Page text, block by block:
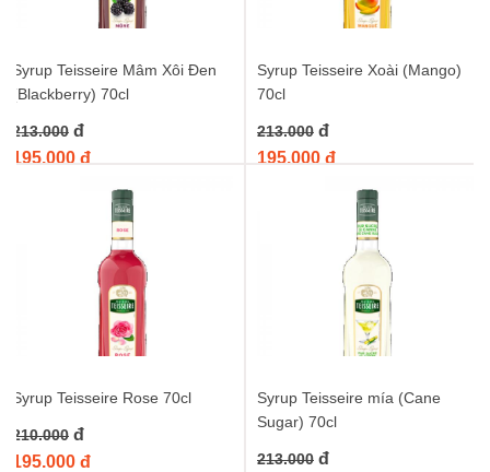
Syrup Teisseire Mâm Xôi Đen
(Blackberry) 70cl
213.000 đ
195.000 đ
Syrup Teisseire Xoài (Mango)
70cl
213.000 đ
195.000 đ
Syrup Teisseire Rose 70cl
210.000 đ
195.000 đ
Syrup Teisseire mía (Cane
Sugar) 70cl
213.000 đ